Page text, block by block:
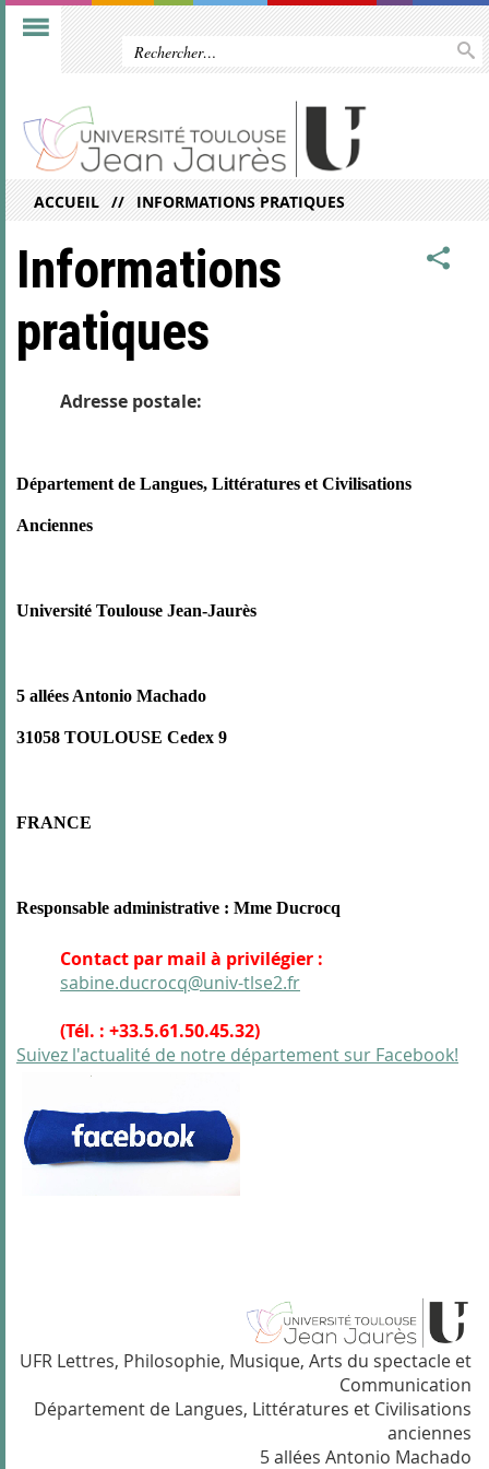
ACCUEIL INFORMATIONS PRATIQUES
Informations
pratiques
Adresse postale:
Département de Langues, Littératures et Civilisations
Anciennes
Université Toulouse Jean-Jaurès
5 allées Antonio Machado
31058 TOULOUSE Cedex 9
FRANCE
Responsable administrative : Mme Ducrocq
Contact par mail à privilégier :
sabine.ducrocq@univ-tlse2.fr
(Tél. : +33.5.61.50.45.32)
Suivez l'actualité de notre département sur Facebook!
UFR Lettres, Philosophie, Musique, Arts du spectacle et
Communication
Département de Langues, Littératures et Civilisations
anciennes
5 allées Antonio Machado